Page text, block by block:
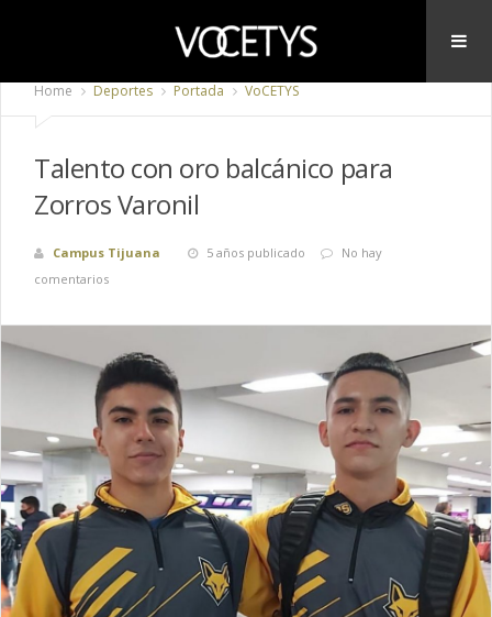
Home Deportes Portada VoCETYS
Talento con oro balcánico para
Zorros Varonil
Campus Tijuana 5 años publicado
No hay
comentarios